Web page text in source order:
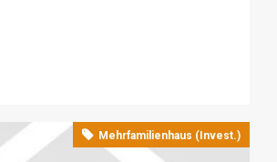
Mehrfamilienhaus (Invest.)